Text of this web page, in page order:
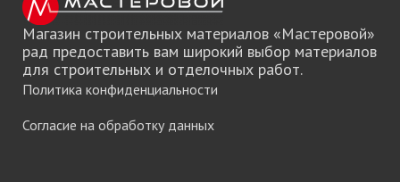
Магазин строительных материалов «Мастеровой»
рад предоставить вам широкий выбор материалов
для строительных и отделочных работ.
Политика конфиденциальности
Согласие на обработку данных